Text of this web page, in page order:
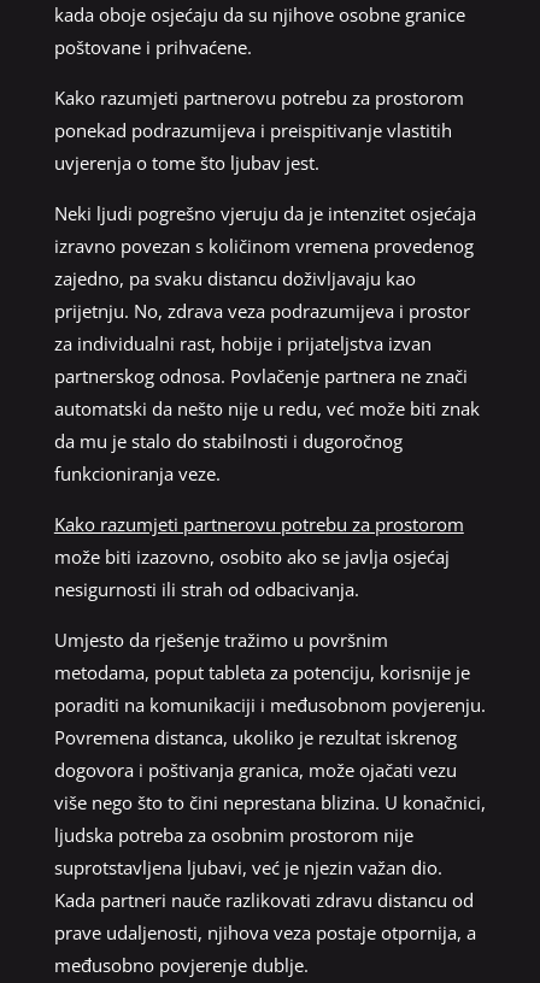
kada oboje osjećaju da su njihove osobne granice
poštovane i prihvaćene.
Kako razumjeti partnerovu potrebu za prostorom
ponekad podrazumijeva i preispitivanje vlastitih
uvjerenja o tome što ljubav jest.
Neki ljudi pogrešno vjeruju da je intenzitet osjećaja
izravno povezan s količinom vremena provedenog
zajedno, pa svaku distancu doživljavaju kao
prijetnju. No, zdrava veza podrazumijeva i prostor
za individualni rast, hobije i prijateljstva izvan
partnerskog odnosa. Povlačenje partnera ne znači
automatski da nešto nije u redu, već može biti znak
da mu je stalo do stabilnosti i dugoročnog
funkcioniranja veze.
Kako razumjeti partnerovu potrebu za prostorom
može biti izazovno, osobito ako se javlja osjećaj
nesigurnosti ili strah od odbacivanja.
Umjesto da rješenje tražimo u površnim
metodama, poput tableta za potenciju, korisnije je
poraditi na komunikaciji i međusobnom povjerenju.
Povremena distanca, ukoliko je rezultat iskrenog
dogovora i poštivanja granica, može ojačati vezu
više nego što to čini neprestana blizina. U konačnici,
ljudska potreba za osobnim prostorom nije
suprotstavljena ljubavi, već je njezin važan dio.
Kada partneri nauče razlikovati zdravu distancu od
prave udaljenosti, njihova veza postaje otpornija, a
međusobno povjerenje dublje.